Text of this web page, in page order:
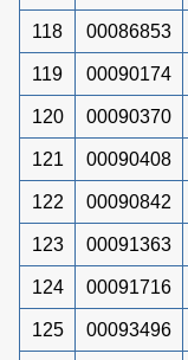
118 00086853
119 00090174
120 00090370
121 00090408
122 00090842
123 00091363
124 00091716
125 00093496